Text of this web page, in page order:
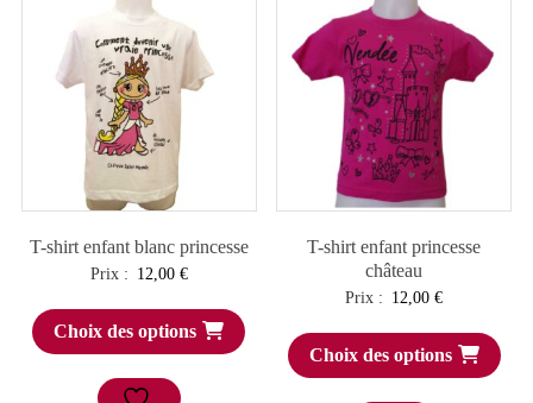
T-shirt enfant blanc princesse
Prix : 12,00 €
Choix des options
T-shirt enfant princesse
château
Prix : 12,00€
Choix des options